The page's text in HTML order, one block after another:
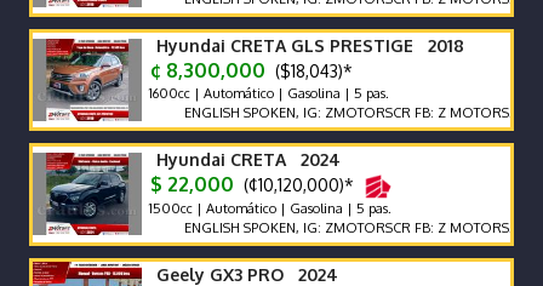
Hyundai CRETA GLS PRESTIGE 2018
¢ 8,300,000 ($18,043)*
1600cc | Automático | Gasolina | 5 pas.
ENGLISH SPOKEN, IG: ZMOTORSCR FB: Z MOTORS.
Hyundai CRETA 2024
$ 22,000 (¢10,120,000)*
1500cc | Automático | Gasolina | 5 pas.
ENGLISH SPOKEN, IG: ZMOTORSCR FB: Z MOTORS.
Geely GX3 PRO 2024